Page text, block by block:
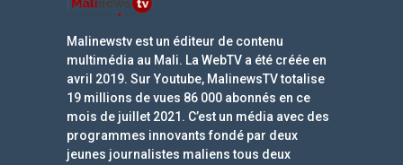
Malinewstv est un éditeur de contenu
multimédia au Mali. La WebTV a été créée en
avril 2019. Sur Youtube, MalinewsTV totalise
19 millions de vues 86 000 abonnés en ce
mois de juillet 2021. C’est un média avec des
programmes innovants fondé par deux
jeunes journalistes maliens tous deux